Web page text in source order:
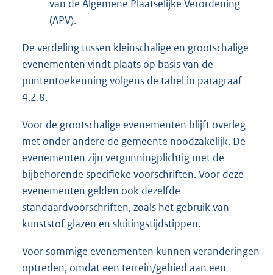
van de Algemene Plaatselijke Verordening
(APV).
De verdeling tussen kleinschalige en grootschalige
evenementen vindt plaats op basis van de
puntentoekenning volgens de tabel in paragraaf
4.2.8.
Voor de grootschalige evenementen blijft overleg
met onder andere de gemeente noodzakelijk. De
evenementen zijn vergunningplichtig met de
bijbehorende specifieke voorschriften. Voor deze
evenementen gelden ook dezelfde
standaardvoorschriften, zoals het gebruik van
kunststof glazen en sluitingstijdstippen.
Voor sommige evenementen kunnen veranderingen
optreden, omdat een terrein/gebied aan een